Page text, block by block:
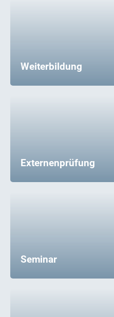
Weiterbildung
Externenprüfung
Seminar